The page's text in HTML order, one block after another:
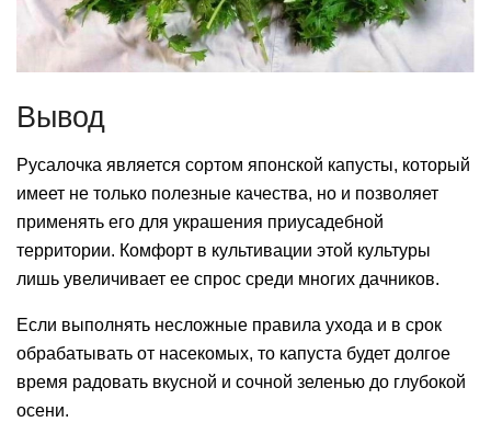
Вывод
Русалочка является сортом японской капусты, который
имеет не только полезные качества, но и позволяет
применять его для украшения приусадебной
территории. Комфорт в культивации этой культуры
лишь увеличивает ее спрос среди многих дачников.
Если выполнять несложные правила ухода и в срок
обрабатывать от насекомых, то капуста будет долгое
время радовать вкусной и сочной зеленью до глубокой
осени.